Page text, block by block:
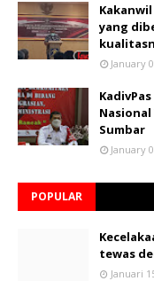
yang
January
Nasional
Sumbar
January
POPULAR
tewas
Januari